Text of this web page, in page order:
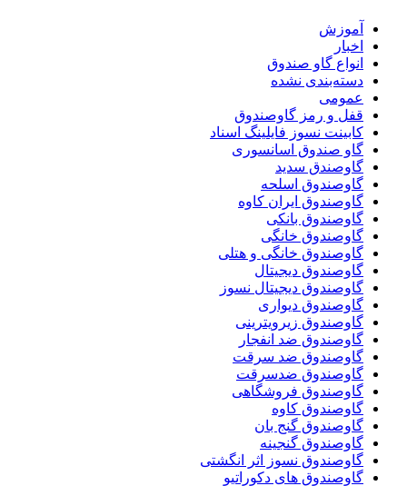
آموزش
اخبار
انواع گاو صندوق
دسته‌بندی نشده
عمومی
قفل و رمز گاوصندوق
کابینت نسوز فایلینگ اسناد
گاو صندوق اسانسوری
گاوصندق سدید
گاوصندوق اسلحه
گاوصندوق ایران کاوه
گاوصندوق بانکی
گاوصندوق خانگی
گاوصندوق خانگی و هتلی
گاوصندوق دیجیتال
گاوصندوق دیجیتال نسوز
گاوصندوق دیواری
گاوصندوق زیرویترینی
گاوصندوق ضد انفجار
گاوصندوق ضد سرقت
گاوصندوق ضدسرقت
گاوصندوق فروشگاهی
گاوصندوق کاوه
گاوصندوق گنج بان
گاوصندوق گنجینه
گاوصندوق نسوز اثر انگشتی
گاوصندوق های دکوراتیو